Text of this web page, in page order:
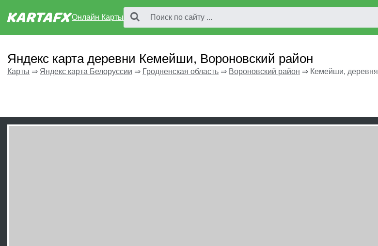
Онлайн Карты
Яндекс карта деревни Кемейши, Вороновский район
Карты ⇒ Яндекс карта Белоруссии ⇒ Гродненская область ⇒ Вороновский район ⇒ Кемейши, деревня